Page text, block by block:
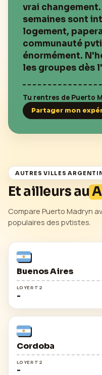
vrai
semaines sont
logement,
communauté
énormément.
les groupes dès
Tu rentres de Puerto
Partager mon
AUTRES VILLES
Et ailleurs au
Compare Puerto Madryn
populaires des pvtistes.
Buenos Aires
LOYER T2
-
Cordoba
LOYER T2
-